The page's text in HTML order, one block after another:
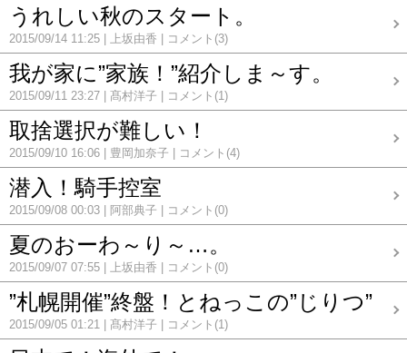
うれしい秋のスタート。
2015/09/14 11:25 上坂由香 コメント(3)
我が家に”家族！”紹介しま～す。
2015/09/11 23:27 髙村洋子 コメント(1)
取捨選択が難しい！
2015/09/10 16:06 豊岡加奈子 コメント(4)
潜入！騎手控室
2015/09/08 00:03 阿部典子 コメント(0)
夏のおーわ～り～…。
2015/09/07 07:55 上坂由香 コメント(0)
”札幌開催”終盤！とねっこの”じりつ”
2015/09/05 01:21 髙村洋子 コメント(1)